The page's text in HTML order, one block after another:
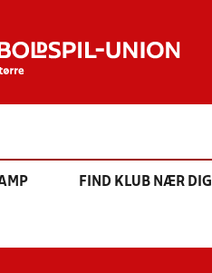
FIND KLUB NÆR DIG